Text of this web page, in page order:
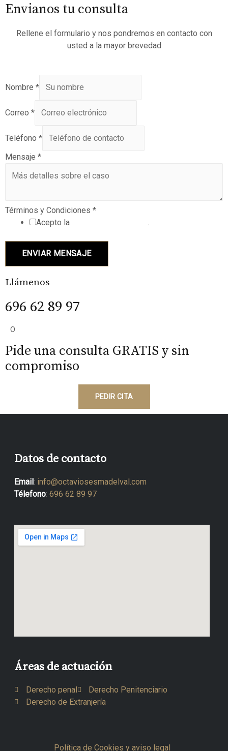
Envianos tu consulta
Rellene el formulario y nos pondremos en contacto con
usted a la mayor brevedad
Nombre *
Correo *
Teléfono *
Mensaje *
Términos y Condiciones *
Acepto la
.
ENVIAR MENSAJE
Llámenos
696 62 89 97
O
Pide una consulta GRATIS y sin
compromiso
PEDIR CITA
Datos de contacto
Email : info@octaviosesmadelval.com
Télefono: 696 62 89 97
Áreas de actuación
Derecho penal
Derecho Penitenciario
Derecho de Extranjería
Política de Cookies y aviso legal